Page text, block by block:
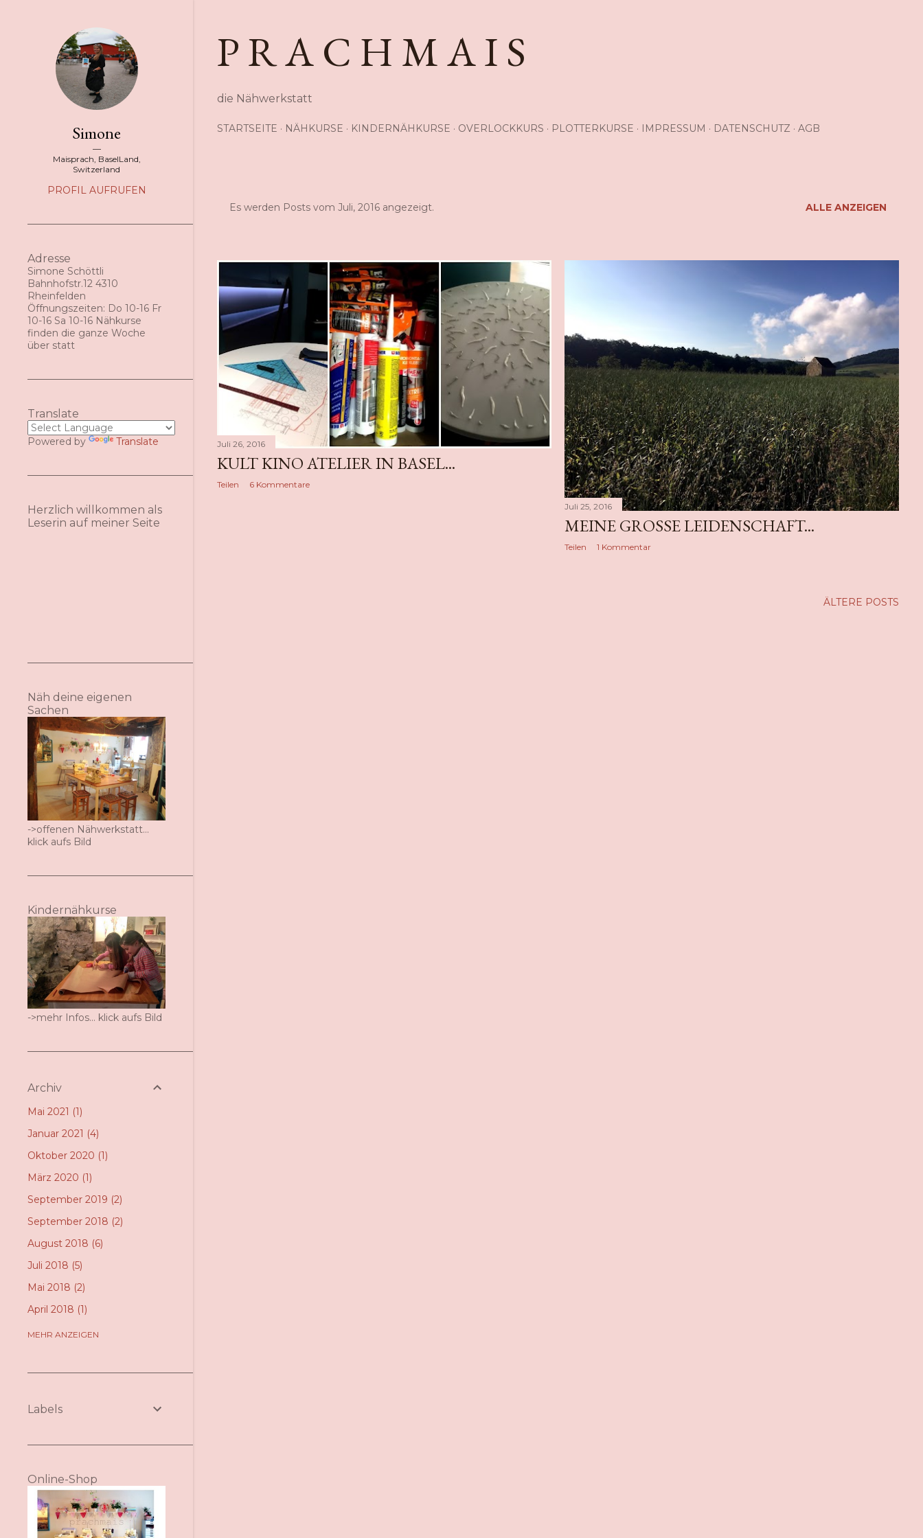
P R A C H M A I S
die Nähwerkstatt
STARTSEITE NÄHKURSE KINDERNÄHKURSE OVERLOCKKURS PLOTTERKURSE IMPRESSUM DATENSCHUTZ AGB
t
s
Es werden Posts vom Juli, 2016 angezeigt. ALLE ANZEIGEN
Juli 26, 2016
KULT KINO ATELIER IN BASEL...
Teilen 6 Kommentare
Juli 25, 2016
MEINE GROSSE LEIDENSCHAFT...
Teilen 1 Kommentar
ÄLTERE POSTS
Simone
Maisprach, BaselLand,
Switzerland
PROFIL AUFRUFEN
Adresse
Simone Schöttli
Bahnhofstr.12 4310
Rheinfelden
Öffnungszeiten: Do 10-16 Fr
10-16 Sa 10-16 Nähkurse
finden die ganze Woche
über statt
Translate
Powered by Translate
Herzlich willkommen als
Leserin auf meiner Seite
Näh deine eigenen
Sachen
->offenen Nähwerkstatt...
klick aufs Bild
Kindernähkurse
->mehr Infos... klick aufs Bild
Archiv
Mai 2021 1
Januar 2021 4
Oktober 2020 1
März 2020 1
September 2019 2
September 2018 2
August 2018 6
Juli 2018 5
Mai 2018 2
April 2018 1
Oktober 2017
August 2017 5
November 2016 9
Oktober 2016 2
September 2016 2
MEHR ANZEIGEN
Labels
Online-Shop